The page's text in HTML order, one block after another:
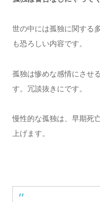
世の中には孤独に関する
も恐ろしい内容です。
孤独は惨めな感情にさせ
す。冗談抜きにです。
慢性的な孤独は、早期死
上げます。